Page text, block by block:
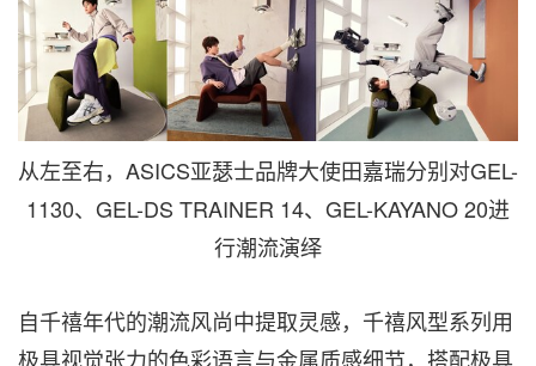
从左至右，ASICS亚瑟士品牌大使田嘉瑞分别对GEL-
1130、GEL-DS TRAINER 14、GEL-KAYANO 20进
行潮流演绎
自千禧年代的潮流风尚中提取灵感，千禧风型系列用
极具视觉张力的色彩语言与金属质感细节，搭配极具